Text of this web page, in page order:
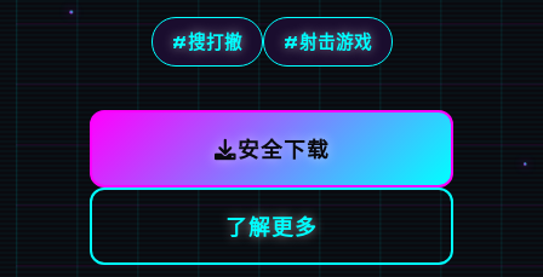
#搜打撤 #射击游戏
安全下载
了解更多